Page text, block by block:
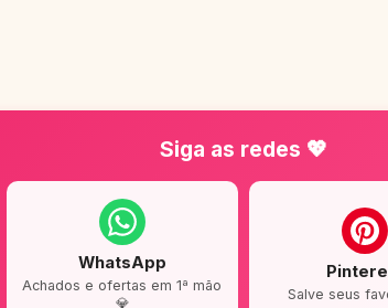
Siga as redes 💖
WhatsApp
Achados e ofertas em 1ª mão
💎
Salve seus